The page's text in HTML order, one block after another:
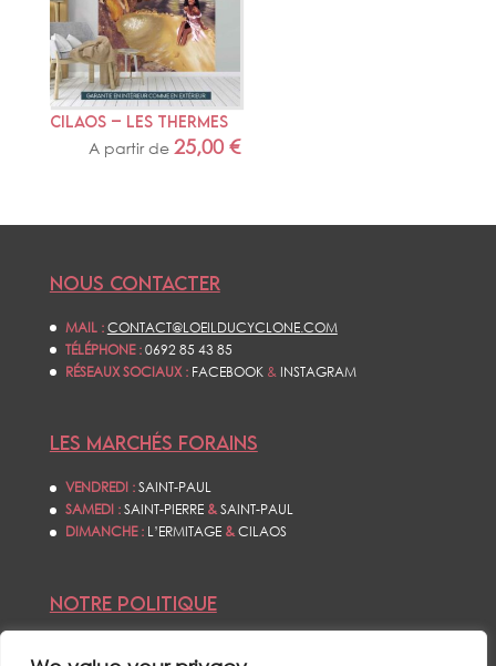
CILAOS – LES THERMES
A partir de 25,00 €
NOUS CONTACTER
MAIL :CONTACT@LOEILDUCYCLONE.COM
TÉLÉPHONE :0692 85 43 85
RÉSEAUX SOCIAUX : FACEBOOK& INSTAGRAM
LES MARCHÉS FORAINS
VENDREDI :SAINT-PAUL
SAMEDI :SAINT-PIERRE&SAINT-PAUL
DIMANCHE : L’ERMITAGE &CILAOS
NOTRE POLITIQUE